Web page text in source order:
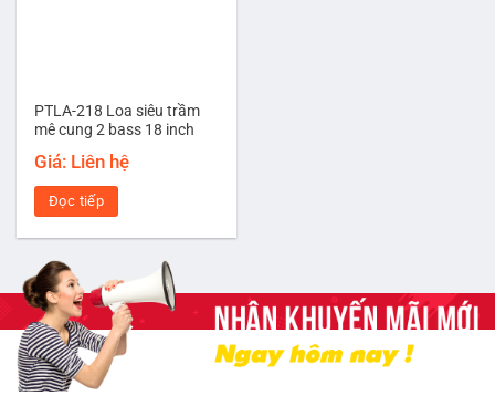
PTLA-218 Loa siêu trầm
mê cung 2 bass 18 inch
Giá: Liên hệ
Đọc tiếp